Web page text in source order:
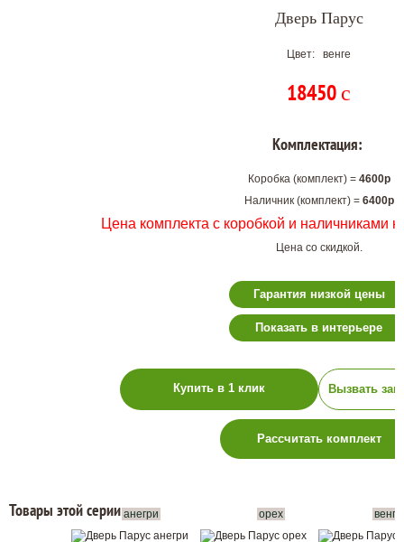
Дверь Парус
Цвет: венге
18450 c
Комплектация:
Коробка (комплект) = 4600р
Наличник (комплект) = 6400р
Цена комплекта с коробкой и наличниками
Цена со скидкой.
Гарантия низкой цены
Показать в интерьере
Купить в 1 клик Вызвать
Рассчитать комплект
Товары этой серии:анегри орех венге